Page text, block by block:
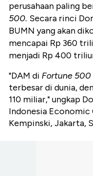
perusahaan paling
500. Secara rinci
BUMN yang akan
mencapai Rp 360
menjadi Rp 400
"DAM di Fortune 500
terbesar di dunia,
110 miliar,"ungkap
Indonesia
Kempinski, Jakarta,